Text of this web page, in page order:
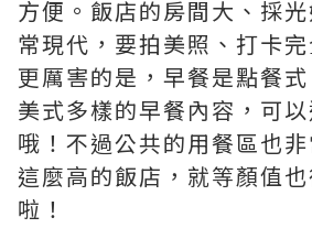
方便。飯店的房間大、採
常現代，要拍美照、打卡完
更厲害的是，早餐是點餐
美式多樣的早餐內容，可
哦！不過公共的用餐區也
這麼高的飯店，就等顏值
啦！